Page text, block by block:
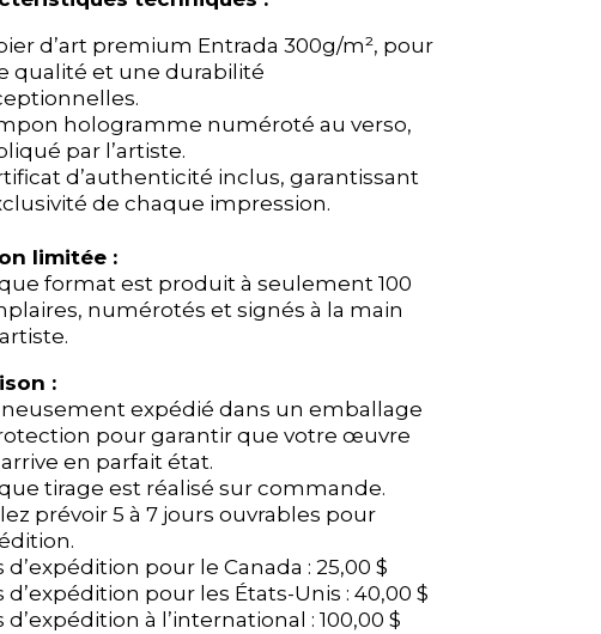
d’art premium Entrada 300g/m², pour
qualité et une durabilité
hologramme numéroté au verso,
par l’artiste.
d’authenticité inclus, garantissant
de chaque impression.
limitée :
format est produit à seulement 100
numérotés et signés à la main
:
expédié dans un emballage
pour garantir que votre œuvre
arrive en parfait état.
tirage est réalisé sur commande.
prévoir 5 à 7 jours ouvrables pour
d’expédition pour le Canada : 25,00 $
d’expédition pour les États-Unis : 40,00 $
d’expédition à l’international : 100,00 $
d’art premium Entrada 300g/m², pour
qualité et une durabilité
hologramme numéroté au verso,
par l’artiste.
d’authenticité inclus, garantissant
de chaque impression.
limitée :
format est produit à seulement 100
numérotés et signés à la main
:
expédié dans un emballage
pour garantir que votre œuvre
arrive en parfait état.
tirage est réalisé sur commande.
prévoir 5 à 7 jours ouvrables pour
d’expédition pour le Canada : 25,00 $
d’expédition pour les États-Unis : 40,00 $
d’expédition à l’international : 100,00 $